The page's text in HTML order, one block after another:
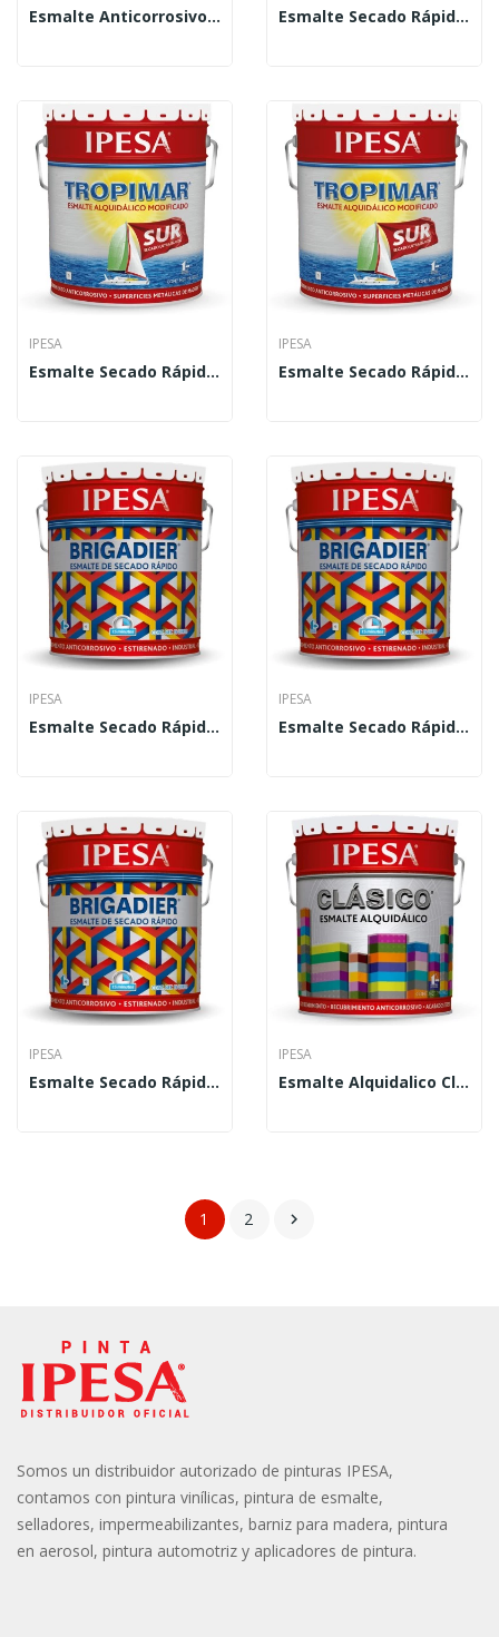
Esmalte Anticorrosivo Tropimar 4 L Esmalte Secado Rápido Tropimar Sur 1 L
IPESA
Esmalte Secado Rápido Tropimar Sur 19 L
IPESA
Esmalte Secado Rápido Tropimar Sur 4 L
IPESA
Esmalte Secado Rápido Brigadier 1 L
IPESA
Esmalte Secado Rápido Brigadier 19 L
IPESA
Esmalte Secado Rápido Brigadier 4 L
IPESA
Esmalte Alquidalico Clásico 1 L
1 2 
Somos un distribuidor autorizado de pinturas IPESA,
contamos con pintura vinílicas, pintura de esmalte,
selladores, impermeabilizantes, barniz para madera, pintura
en aerosol, pintura automotriz y aplicadores de pintura.